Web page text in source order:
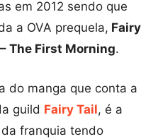
em 2012 sendo que
a OVA prequela, Fairy
The First Morning.
do manga que conta a
guild Fairy Tail, é a
franquia tendo